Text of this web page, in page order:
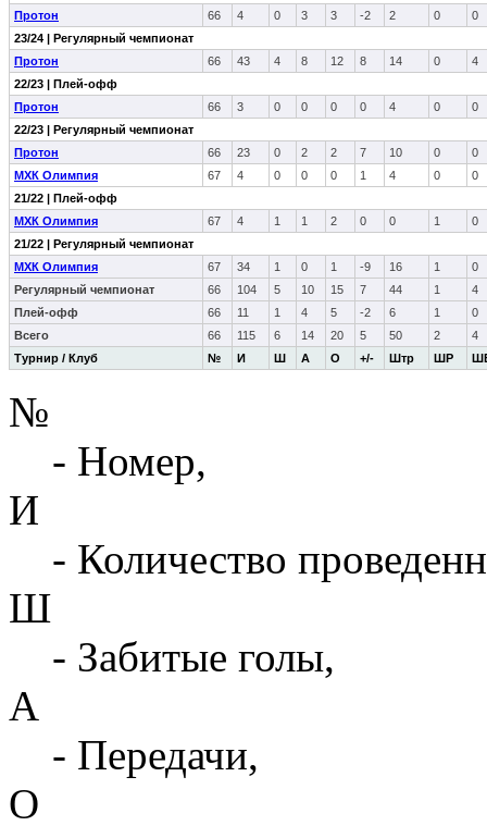
Турнир / Клуб № И Ш А О +/- Штр ШР
Протон
66 4 0 3 3 -2 2 0
0
23/24 | Регулярный чемпионат
Протон
66 43 4 8 12 8 14 0
4
22/23 | Плей-офф
Протон
66 3 0 0 0 0 4 0
0
22/23 | Регулярный чемпионат
Протон
66 23 0 2 2 7 10 0
0
МХК Олимпия
67 4 0 0 0 1 4 0
0
21/22 | Плей-офф
МХК Олимпия
67 4 1 1 2 0 0 1
0
21/22 | Регулярный чемпионат
МХК Олимпия
67 34 1 0 1 -9 16 1
0
Регулярный чемпионат
66 104 5 10 15 7 44 1
4
Плей-офф
66 11 1 4 5 -2 6 1
0
Всего
66 115 6 14 20 5 50 2 4
№
- Номер,
И
- Количество
Ш
- Забитые голы,
А
- Передачи,
О